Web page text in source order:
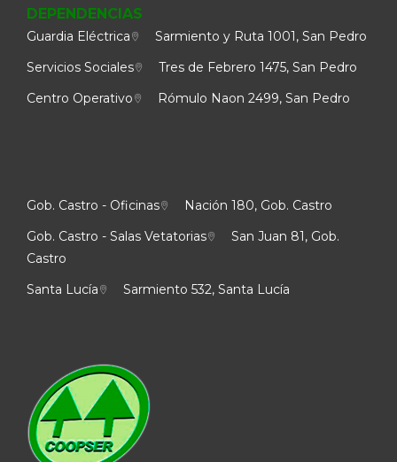
DEPENDENCIAS
Guardia Eléctrica
Sarmiento y Ruta 1001, San Pedro
Servicios Sociales
Tres de Febrero 1475, San Pedro
Centro Operativo
Rómulo Naon 2499, San Pedro
Gob. Castro - Oficinas
Nación 180, Gob. Castro
Gob. Castro - Salas Vetatorias
San Juan 81, Gob.
Castro
Santa Lucía
Sarmiento 532, Santa Lucía